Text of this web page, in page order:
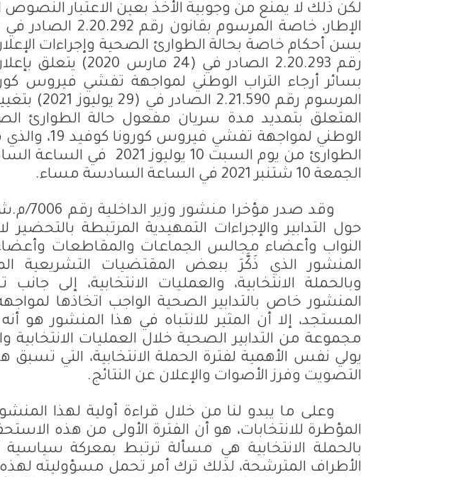
لكن ذلك لا يمنع من وجوبية الأخذ بعين الاعتبار النصوص
بسن أحكام خاصة بحالة الطوارئ الصحية وإجراءات
رقم 2.20.293 الصادر في
المتعلق بتمديد مدة سريان مفعول حالة الطوارئ
الوطني لمواجهة
الطوارئ من يوم السبت 10 يوليوز 2021
في الساعة
الجمعة 10 شتنبر 2021 في الساعة السادسة مساء.
حول التدابير والإجراءات التمهيدية المرتبطة
النواب وأعضاء مجالس الجماعات والمقاطعات
المنشور الذي ذَكَّرَ ببعض المقتضيات التشريعية
وبالحملة الانتخابية، والعمليات الانتخابية، إلى
المنشور خاص بالتدابير الصحية الواجب اتخاذها
المستجد، إلا أن المثير للانتباه في هذا المنشور هو
مجموعة من التدابير الصحية خلال العمليات
يولي نفس الأهمية لفترة الحملة الانتخابية، التي
التصويت وفرز الأصوات والإعلان عن النتائج.
وعلى ما يبدو لنا من خلال قراءة أولية لهذا
المؤطرة للانتخابات، هو أن الفترة الأولى من هذه
بالحملة الانتخابية هي مسألة ترتبط بمعركة
الأطراف المترشحة، لذلك ترك أمر تحمل مسؤوليته